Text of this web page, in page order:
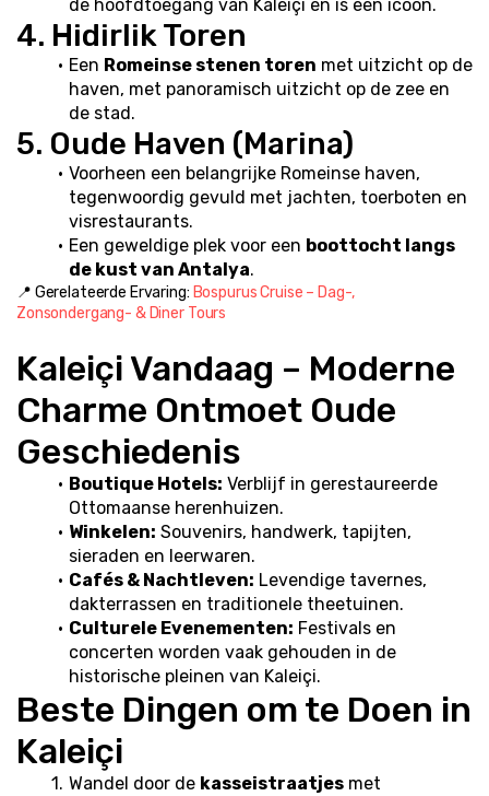
de hoofdtoegang van Kaleiçi en is een icoon.
4. Hidirlik Toren
Een Romeinse stenen toren met uitzicht op de
haven, met panoramisch uitzicht op de zee en
de stad.
5. Oude Haven (Marina)
Voorheen een belangrijke Romeinse haven,
tegenwoordig gevuld met jachten, toerboten en
visrestaurants.
Een geweldige plek voor een boottocht langs
de kust van Antalya.
📍 Gerelateerde Ervaring: Bospurus Cruise – Dag-,
Zonsondergang- & Diner Tours
Kaleiçi Vandaag – Moderne
Charme Ontmoet Oude
Geschiedenis
Boutique Hotels: Verblijf in gerestaureerde
Ottomaanse herenhuizen.
Winkelen: Souvenirs, handwerk, tapijten,
sieraden en leerwaren.
Cafés & Nachtleven: Levendige tavernes,
dakterrassen en traditionele theetuinen.
Culturele Evenementen: Festivals en
concerten worden vaak gehouden in de
historische pleinen van Kaleiçi.
Beste Dingen om te Doen in
Kaleiçi
Wandel door de kasseistraatjes met